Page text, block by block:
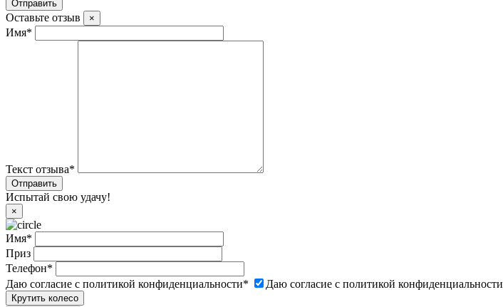
Оставьте отзыв ×
Имя*
Текст отзыва*
Испытай свою удачу!
×
Имя*
Приз
Телефон*
Даю согласие с политикой конфиденциальности* Даю согласие с политикой конфиденциальности